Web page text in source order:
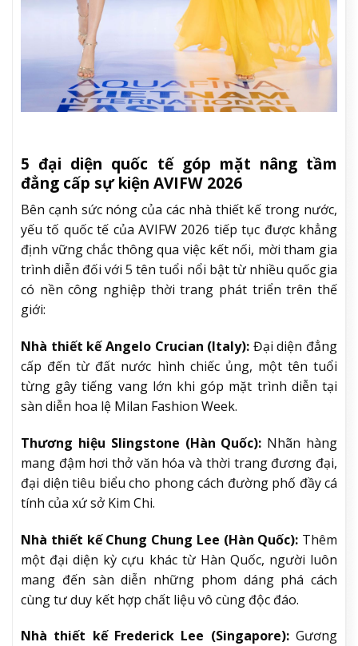
5 đại diện quốc tế góp mặt nâng tầm
đẳng cấp sự kiện AVIFW 2026
Bên cạnh sức nóng của các nhà thiết kế trong nước,
yếu tố quốc tế của AVIFW 2026 tiếp tục được khẳng
định vững chắc thông qua việc kết nối, mời tham gia
trình diễn đối với 5 tên tuổi nổi bật từ nhiều quốc gia
có nền công nghiệp thời trang phát triển trên thế
giới:
Nhà thiết kế Angelo Crucian (Italy): Đại diện đẳng
cấp đến từ đất nước hình chiếc ủng, một tên tuổi
từng gây tiếng vang lớn khi góp mặt trình diễn tại
sàn diễn hoa lệ Milan Fashion Week.
Thương hiệu Slingstone (Hàn Quốc): Nhãn hàng
mang đậm hơi thở văn hóa và thời trang đương đại,
đại diện tiêu biểu cho phong cách đường phố đầy cá
tính của xứ sở Kim Chi.
Nhà thiết kế Chung Chung Lee (Hàn Quốc): Thêm
một đại diện kỳ cựu khác từ Hàn Quốc, người luôn
mang đến sàn diễn những phom dáng phá cách
cùng tư duy kết hợp chất liệu vô cùng độc đáo.
Nhà thiết kế Frederick Lee (Singapore):Gương